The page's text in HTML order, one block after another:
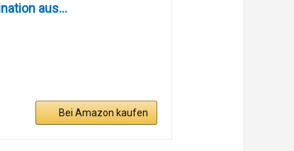
aus...
Bei Amazon kaufen